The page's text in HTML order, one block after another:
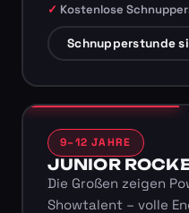
Kostenlose
Schnupperstunde
9–12 JAHRE
JUNIOR
Die Großen zeigen
Showtalent – volle